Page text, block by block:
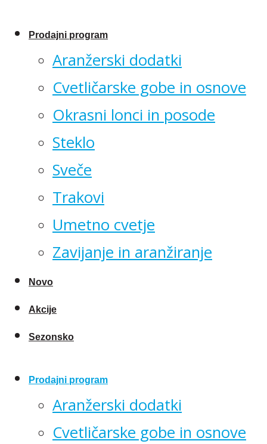
Prodajni program
Aranžerski dodatki
Cvetličarske gobe in osnove
Okrasni lonci in posode
Steklo
Sveče
Trakovi
Umetno cvetje
Zavijanje in aranžiranje
Novo
Akcije
Sezonsko
Prodajni program
Aranžerski dodatki
Cvetličarske gobe in osnove